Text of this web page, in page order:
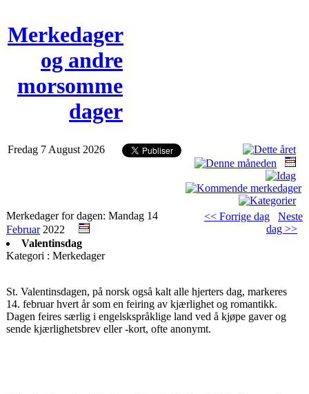
Merkedager
og andre
morsomme
dager
Fredag 7 August 2026
Merkedager for dagen: Mandag 14
Februar2022
<< Forrige dag
Neste
dag >>
Valentinsdag
Kategori : Merkedager
St. Valentinsdagen, på norsk også kalt alle hjerters dag, markeres
14. februar hvert år som en feiring av kjærlighet og romantikk.
Dagen feires særlig i engelskspråklige land ved å kjøpe gaver og
sende kjærlighetsbrev eller -kort, ofte anonymt.